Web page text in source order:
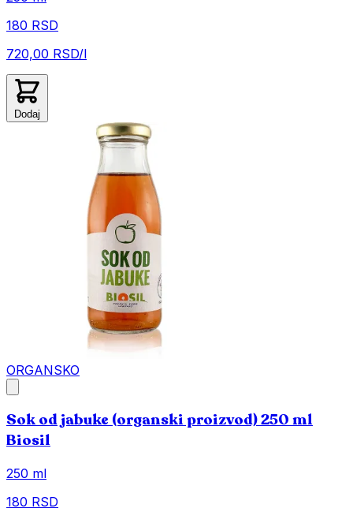
180 RSD
720,00 RSD/l
Dodaj
ORGANSKO
Sok od jabuke (organski proizvod) 250 ml
Biosil
250 ml
180 RSD